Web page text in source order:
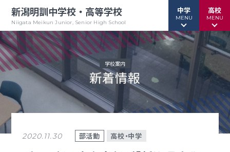
新潟明訓中学校・高等学校
Niigata Meikun Junior, Senior High School
中学
MENU
行事予定 緊急情報
高校
MENU
行事予定 緊急情報
学校案内
新着情報
2020.11.30 部活動 高校・中学